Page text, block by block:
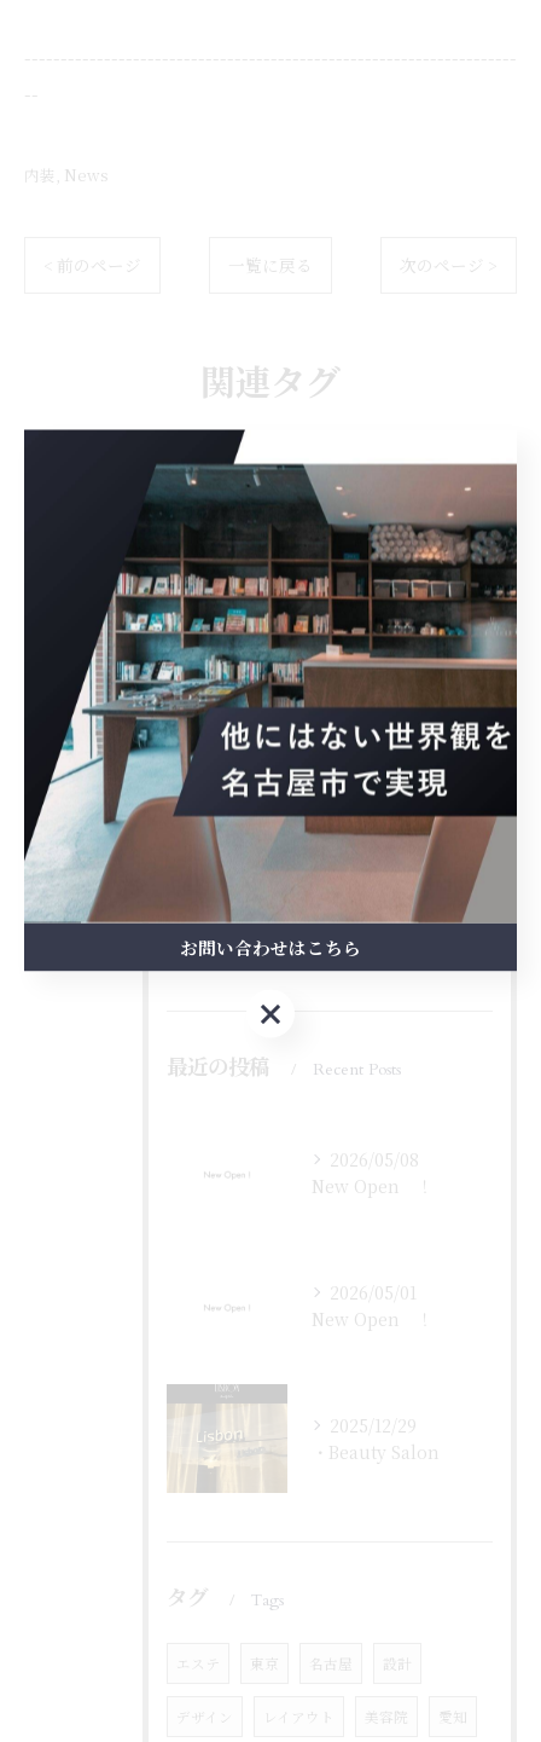
--------------------------------------------------------------------
--
内装 News
< 前のページ 一覧に戻る 次のページ >
関連タグ
#大丸 #アパレル #神戸
#三宮
#店舗デザイン
カテゴリー Categories
全てのカテゴリー
内装
外観
おしゃれ
News
最近の投稿 Recent Posts
2026/05/08
New Open ！
2026/05/01
New Open ！
2025/12/29
・Beauty Salon
タグ Tags
エステ 東京 名古屋 設計
デザイン レイアウト 美容院 愛知
お問い合わせはこちら
お問い合わせはこちら